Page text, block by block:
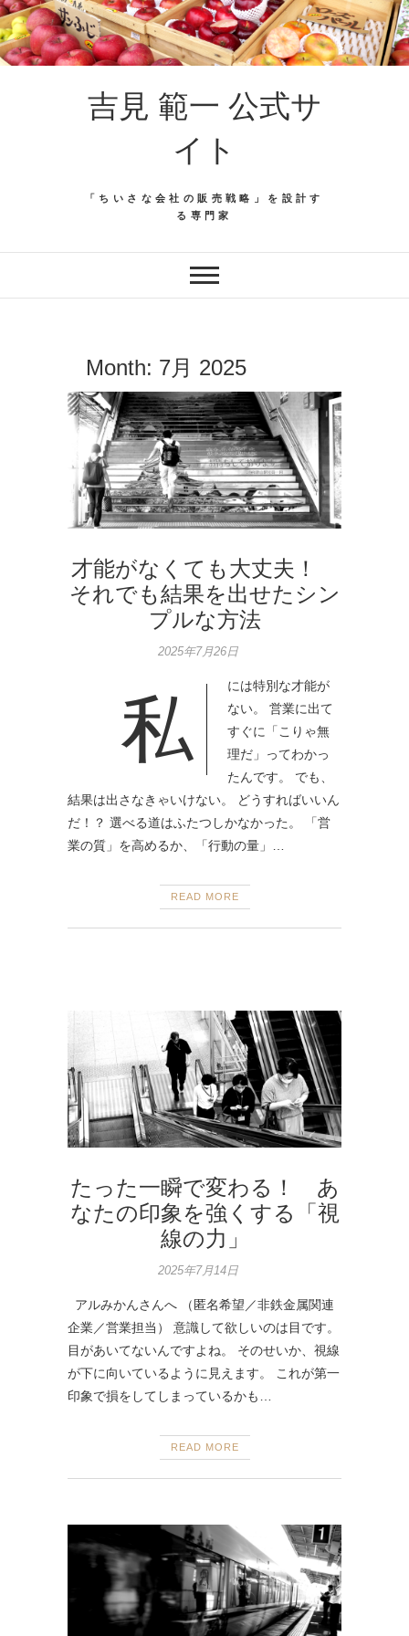
吉見 範一 公式サ
イト
「ちいさな会社の販売戦略」を設計す
る専門家
Month: 7月 2025
才能がなくても大丈夫！
それでも結果を出せたシン
プルな方法
2025年7月26日
私
には特別な才能が
ない。 営業に出て
すぐに「こりゃ無
理だ」ってわかっ
たんです。 でも、
結果は出さなきゃいけない。 どうすればいいん
だ！？ 選べる道はふたつしかなかった。 「営
業の質」を高めるか、「行動の量」…
READ MORE
たった一瞬で変わる！ あ
なたの印象を強くする「視
線の力」
2025年7月14日
アルみかんさんへ （匿名希望／非鉄金属関連
企業／営業担当） 意識して欲しいのは目です。
目があいてないんですよね。 そのせいか、視線
が下に向いているように見えます。 これが第一
印象で損をしてしまっているかも…
READ MORE